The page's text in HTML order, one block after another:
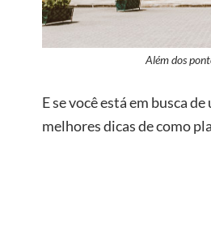
Além dos
E se você está em busca
melhores dicas de como